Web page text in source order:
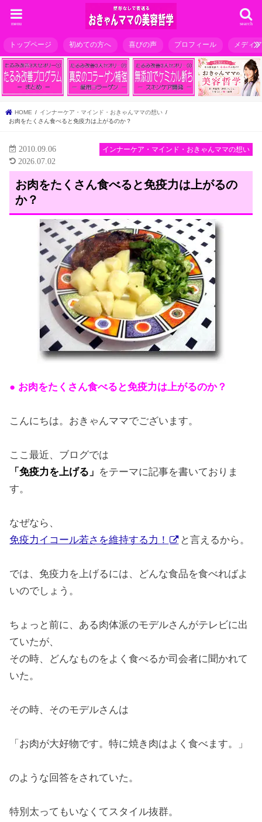
search
menu
トップページ 初めての方へ 喜びの声 プロフィール メディ
HOME
インナーケア・マインド・おきゃんママの想い
お肉をたくさん食べると免疫力は上がるのか？
インナーケア・マインド・おきゃんママの想い
2010.09.06
2026.07.02
お肉をたくさん食べると免疫力は上がるの
か？
● お肉をたくさん食べると免疫力は上がるのか？
こんにちは。おきゃんママでございます。
ここ最近、ブログでは
「免疫力を上げる」 をテーマに記事を書いておりま
す。
なぜなら、
免疫力イコール若さを維持する力！
と言えるから。
では、免疫力を上げるには、どんな食品を食べればよ
いのでしょう。
ちょっと前に、ある肉体派のモデルさんがテレビに出
ていたが、
その時、どんなものをよく食べるか司会者に聞かれて
いた。
その時、そのモデルさんは
「お肉が大好物です。特に焼き肉はよく食べます。」
のような回答をされていた。
特別太ってもいなくてスタイル抜群。